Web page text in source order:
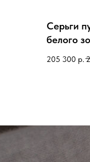
Серьги
белого
205 300 р.